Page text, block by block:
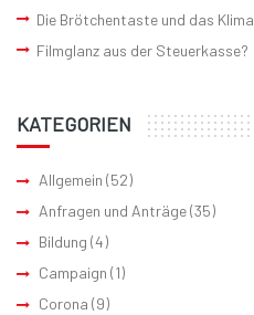
Die Brötchentaste und das Klima
Filmglanz aus der Steuerkasse?
KATEGORIEN
Allgemein (52)
Anfragen und Anträge(35)
Bildung (4)
Campaign (1)
Corona (9)